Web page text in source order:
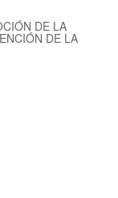
DE LA
DE LA